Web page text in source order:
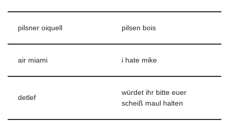
pilsner oiquell pilsen bois
air miami i hate mike
detlef
würdet ihr bitte euer
scheiß maul halten